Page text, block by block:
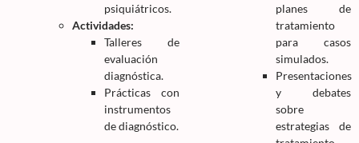
psiquiátricos.
Actividades:
Talleres de
evaluación
diagnóstica.
Prácticas con
instrumentos
de diagnóstico.
planes de
tratamiento
para casos
simulados.
Presentaciones
y debates
sobre
estrategias de